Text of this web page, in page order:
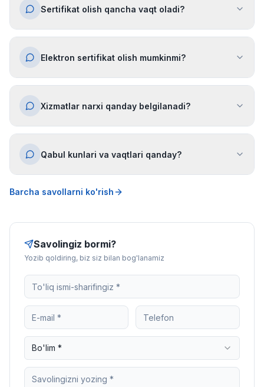
Sertifikat olish qancha vaqt oladi?
Elektron sertifikat olish mumkinmi?
Xizmatlar narxi qanday belgilanadi?
Qabul kunlari va vaqtlari qanday?
Barcha savollarni ko'rish
Savolingiz bormi?
Yozib qoldiring, biz siz bilan bog'lanamiz
Bo'lim *